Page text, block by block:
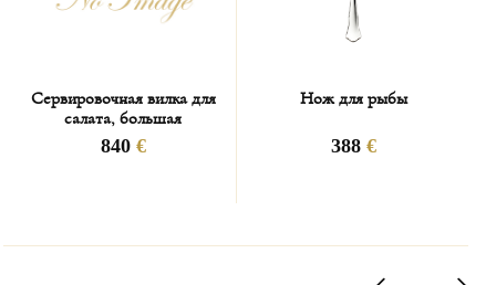
Сервировочная вилка для
салата, большая
840€
Нож для рыбы
388€